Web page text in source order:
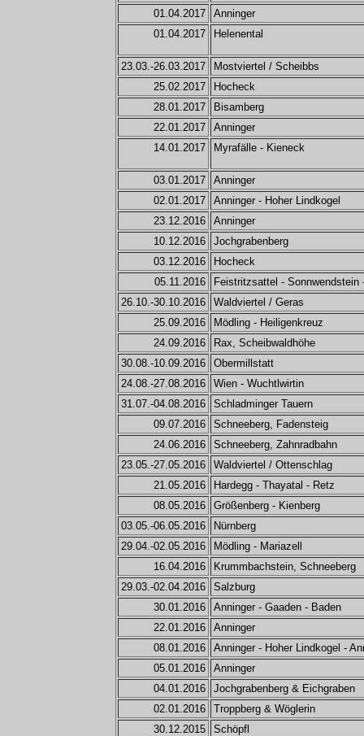
01.04.2017
Anninger
01.04.2017
Helenental
23.03.-26.03.2017
Mostviertel / Scheibbs
25.02.2017
Hocheck
28.01.2017
Bisamberg
22.01.2017
Anninger
14.01.2017
Myrafälle - Kieneck
03.01.2017
Anninger
02.01.2017
Anninger - Hoher Lindkogel
23.12.2016
Anninger
10.12.2016
Jochgrabenberg
03.12.2016
Hocheck
05.11.2016
Feistritzsattel - Sonnwendstein
26.10.-30.10.2016
Waldviertel / Geras
25.09.2016
Mödling - Heiligenkreuz
24.09.2016
Rax, Scheibwaldhöhe
30.08.-10.09.2016
Obermillstatt
24.08.-27.08.2016
Wien - Wuchtlwirtin
31.07.-04.08.2016
Schladminger Tauern
09.07.2016
Schneeberg, Fadensteig
24.06.2016
Schneeberg, Zahnradbahn
23.05.-27.05.2016
Waldviertel / Ottenschlag
21.05.2016
Hardegg - Thayatal - Retz
08.05.2016
Größenberg - Kienberg
03.05.-06.05.2016
Nürnberg
29.04.-02.05.2016
Mödling - Mariazell
16.04.2016
Krummbachstein, Schneeberg
29.03.-02.04.2016
Salzburg
30.01.2016
Anninger - Gaaden - Baden
22.01.2016
Anninger
08.01.2016
Anninger - Hoher Lindkogel -
05.01.2016
Anninger
04.01.2016
Jochgrabenberg & Eichgraben
02.01.2016
Troppberg & Wöglerin
30.12.2015
Schöpfl